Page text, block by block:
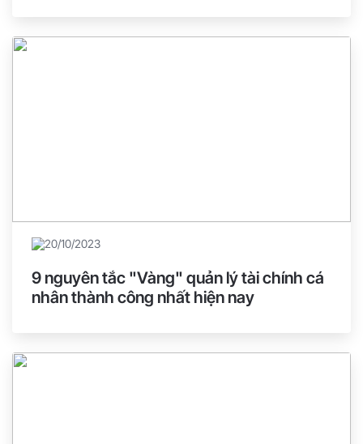
9 nguyên tắc "Vàng" quản lý tài chính cá
nhân thành công nhất hiện nay
20/10/2023